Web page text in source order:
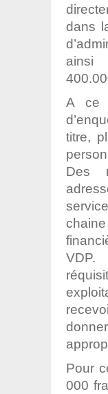
dans
A ce
titre,
Des
Pour
000